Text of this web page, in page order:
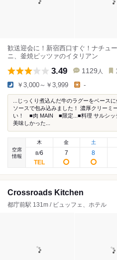
歓送迎会に！新宿西口すぐ！ナチュ
ニ、釜焼ピッツァのイタリアン
3.49 1129 人
￥3,000～￥3,999 -
...じっくり煮込んだ牛のラグーをベース
ソースで包み込みました！ 濃厚クリーミ
い！ ■肉 MAIN ■限定...■料理 サルシッ
美味しかった...
空席
情報
木
8/6
金
7
土
8
Crossroads Kitchen
都庁前駅 131m / ビュッフェ、ホテル